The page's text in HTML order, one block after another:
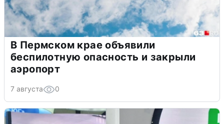
В Пермском крае объявили
беспилотную опасность и закрыли
аэропорт
7 августа 0